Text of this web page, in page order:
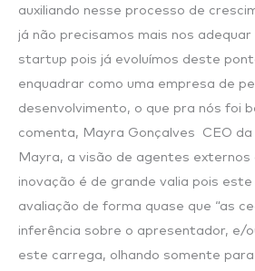
auxiliando nesse processo de
já não precisamos mais nos adequar
startup pois já evoluímos deste
enquadrar como uma empresa de
desenvolvimento, o que pra nós foi
comenta, Mayra Gonçalves CEO
Mayra, a visão de agentes
inovação é de grande valia pois
avaliação de forma quase que “as
inferência sobre o apresentador, e/
este carrega, olhando somente